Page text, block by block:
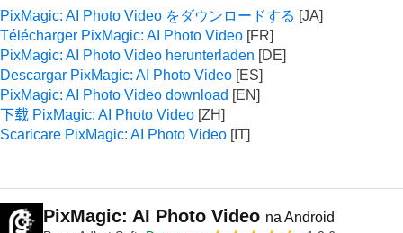
PixMagic: AI Photo Video をダウンロードする
Télécharger PixMagic: AI Photo Video
PixMagic: AI Photo Video herunterladen
Descargar PixMagic: AI Photo Video
PixMagic: AI Photo Video download
下载 PixMagic: AI Photo Video
Scaricare PixMagic: AI Photo Video
PixMagic: AI Photo Video na Android